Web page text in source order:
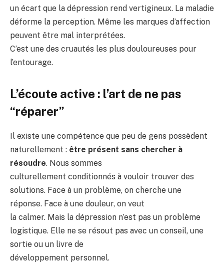
un écart que la dépression rend vertigineux. La maladie
déforme la perception. Même les marques d’affection
peuvent être mal interprétées.
C’est une des cruautés les plus douloureuses pour
l’entourage.
L’écoute active : l’art de ne pas
“réparer”
Il existe une compétence que peu de gens possèdent
naturellement : être présent sans chercher à
résoudre. Nous sommes
culturellement conditionnés à vouloir trouver des
solutions. Face à un problème, on cherche une
réponse. Face à une douleur, on veut
la calmer. Mais la dépression n’est pas un problème
logistique. Elle ne se résout pas avec un conseil, une
sortie ou un livre de
développement personnel.